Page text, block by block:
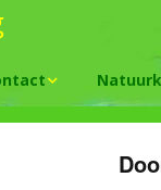
Is natuurlijk
worden